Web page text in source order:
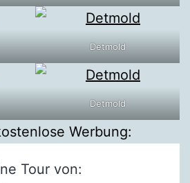
Detmold
Detmold
Werbung:
Tour von: